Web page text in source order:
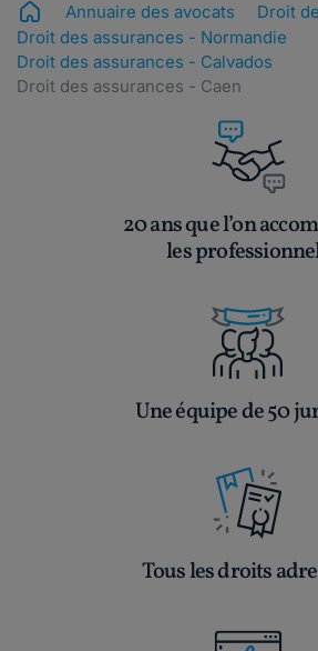
Annuaire des avocats
Droit
Droit des assurances - Normandie
Droit des assurances - Calvados
Droit des assurances - Caen
20 ans que l’on
les
Une équipe de 50
Tous les droits